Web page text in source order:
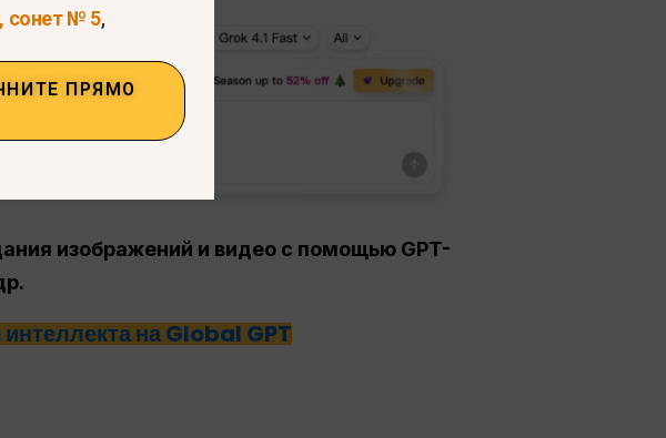
изображений и видео с помощью GPT-
на Global GPT
сонет № 5,
ПРЯМО